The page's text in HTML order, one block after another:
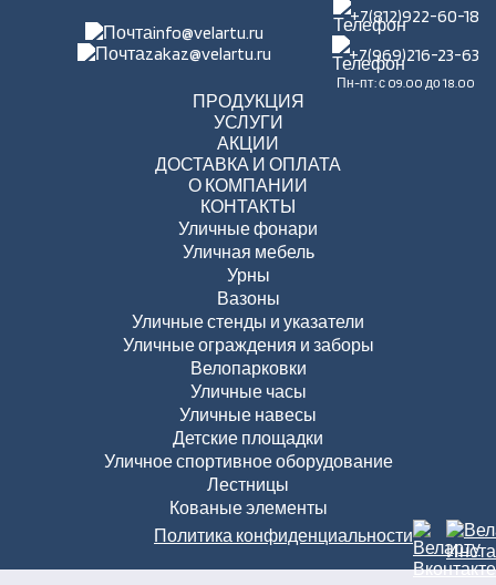
info@velartu.ru
zakaz@velartu.ru
+7(812)922-60-18
+7(969)216-23-63
Пн-пт: с 09.00 до 18.00
ПРОДУКЦИЯ
УСЛУГИ
АКЦИИ
ДОСТАВКА И ОПЛАТА
О КОМПАНИИ
КОНТАКТЫ
Уличные фонари
Уличная мебель
Урны
Вазоны
Уличные стенды и указатели
Уличные ограждения и заборы
Велопарковки
Уличные часы
Уличные навесы
Детские площадки
Уличное спортивное оборудование
Лестницы
Кованые элементы
Политика конфиденциальности